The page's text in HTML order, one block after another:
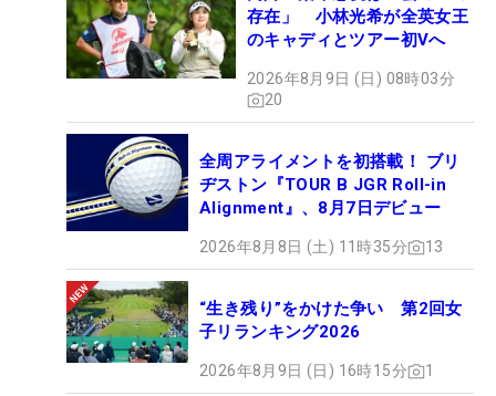
存在」 小林光希が全英女王
のキャディとツアー初Vへ
2026年8月9日 (日) 08時03分
20
全周アライメントを初搭載！ ブリ
ヂストン『TOUR B JGR Roll-in
Alignment』、8月7日デビュー
2026年8月8日 (土) 11時35分 13
“生き残り”をかけた争い 第2回女
子リランキング2026
2026年8月9日 (日) 16時15分 1